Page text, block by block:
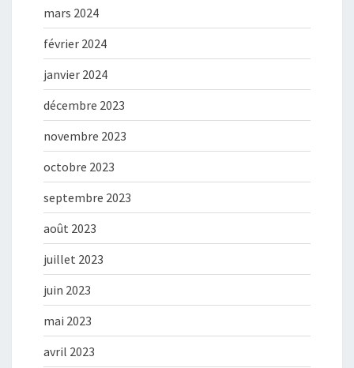
mars 2024
février 2024
janvier 2024
décembre 2023
novembre 2023
octobre 2023
septembre 2023
août 2023
juillet 2023
juin 2023
mai 2023
avril 2023